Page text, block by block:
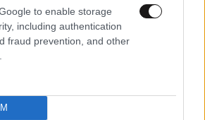
to enable storage
including authentication
fraud prevention, and other